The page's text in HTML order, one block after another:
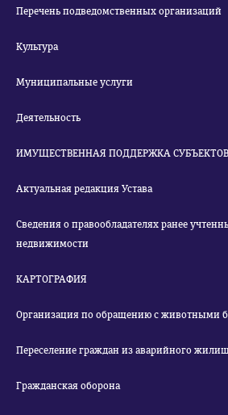
Перечень подведомственных организаций
Культура
Муниципальные услуги
Деятельность
ИМУЩЕСТВЕННАЯ ПОДДЕРЖКА
Актуальная редакция Устава
Сведения о правообладателях ранее
недвижимости
КАРТОГРАФИЯ
Организация по обращению с животными
Переселение граждан из аварийного
Гражданская оборона